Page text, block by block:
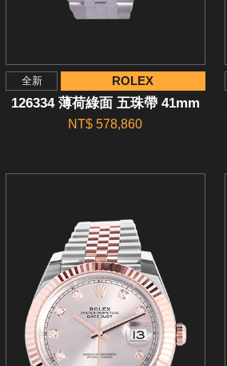
全新 ROLEX
126334 薄荷綠面 五珠帶 41mm
NT$ 578,860